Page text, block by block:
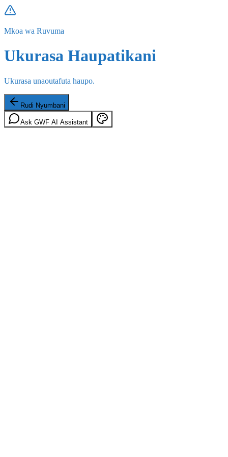
Mkoa wa Ruvuma
Ukurasa Haupatikani
Ukurasa unaoutafuta haupo.
Rudi Nyumbani
Ask GWF AI Assistant